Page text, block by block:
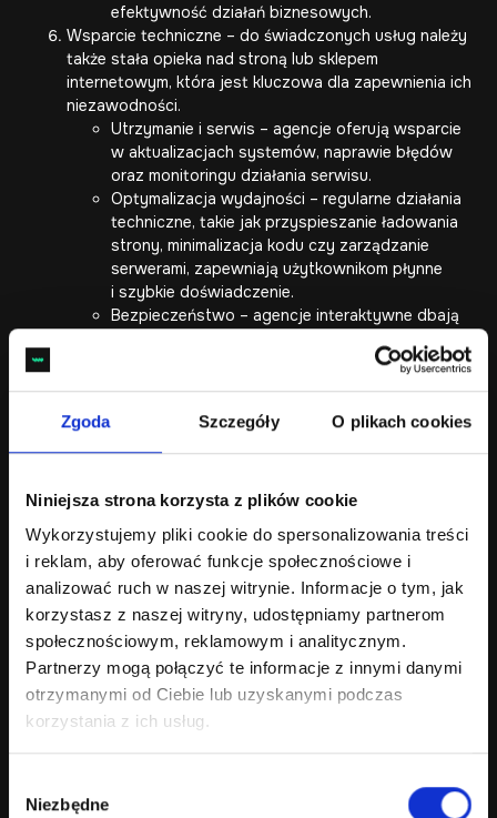
Zgoda Szczegóły O plikach cookies
Niniejsza strona korzysta z plików cookie
Wykorzystujemy pliki cookie do spersonalizowania treści
i reklam, aby oferować funkcje społecznościowe i
analizować ruch w naszej witrynie. Informacje o tym, jak
korzystasz z naszej witryny, udostępniamy partnerom
społecznościowym, reklamowym i analitycznym.
Partnerzy mogą połączyć te informacje z innymi danymi
otrzymanymi od Ciebie lub uzyskanymi podczas
korzystania z ich usług.
zgody
Niezbędne
efektywność działań biznesowych.
Wsparcie techniczne – do świadczonych usług należy
także stała opieka nad stroną lub sklepem
internetowym, która jest kluczowa dla zapewnienia ich
niezawodności.
Utrzymanie i serwis – agencje oferują wsparcie
w aktualizacjach systemów, naprawie błędów
oraz monitoringu działania serwisu.
Optymalizacja wydajności – regularne działania
techniczne, takie jak przyspieszanie ładowania
strony, minimalizacja kodu czy zarządzanie
serwerami, zapewniają użytkownikom płynne
i szybkie doświadczenie.
Bezpieczeństwo – agencje interaktywne dbają
zaawansowane systemy zabezpieczeń
Agencje interaktywne oferują szerokie spektrum usług, które
wspierają rozwój firm w przestrzeni online. Niezależnie od
kampanii reklamowej w Google, czy zaawansowanego
dostarczyć rozwiązania na najwyższym poziomie.
Jak wygląda współpraca z agencją
interaktywną – krok po kroku
Choć szczegóły zależą od zakresu, w większości projektów
współpraca przebiega podobnie:
Poznanie celu i wymagań – krótka analiza potrzeb,
grupy docelowej i priorytetów.
propozycja technologii.